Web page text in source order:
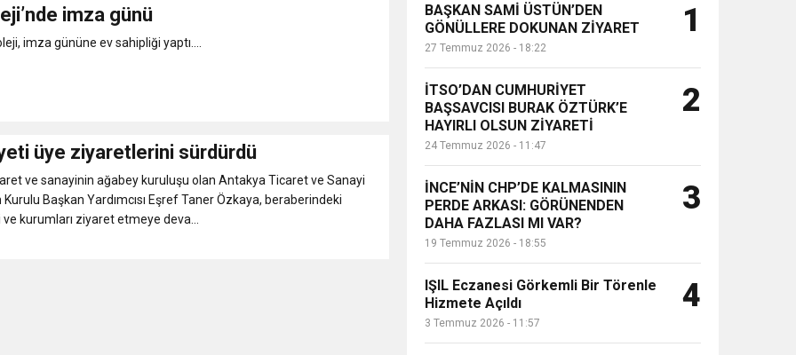
Cumhuriyet, Türk Milletinin Özgürlük ve Onur Nişanesidir
CUMHURİYET BAYRAMI MESAJI
DUYURUSU
EMRAH KARAÇAY’A SEVGİ SELİ
imza günü
imza gününe ev sahipliği yaptı....
üye ziyaretlerini sürdürdü
ve sanayinin ağabey kuruluşu olan Antakya Ticaret ve Sanayi
Kurulu Başkan Yardımcısı Eşref Taner Özkaya, beraberindeki
kurumları ziyaret etmeye deva...
BAŞKAN SAMİ ÜSTÜN’DEN
GÖNÜLLERE DOKUNAN ZİYARET
27 Temmuz 2026 - 18:22
1
İTSO’DAN CUMHURİYET
BAŞSAVCISI BURAK ÖZTÜRK’E
HAYIRLI OLSUN ZİYARETİ
24 Temmuz 2026 - 11:47
2
İNCE’NİN CHP’DE KALMASININ
PERDE ARKASI: GÖRÜNENDEN
DAHA FAZLASI MI VAR?
19 Temmuz 2026 - 18:55
3
IŞIL Eczanesi Görkemli Bir Törenle
Hizmete Açıldı
3 Temmuz 2026 - 11:57
4